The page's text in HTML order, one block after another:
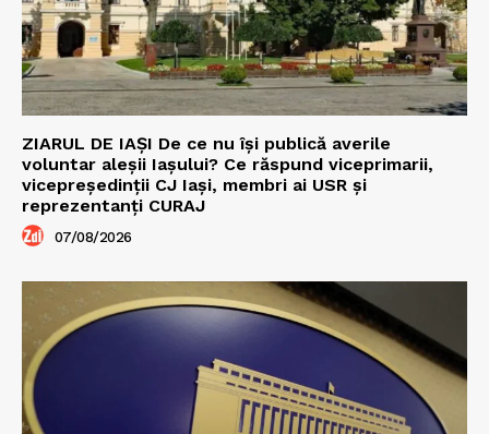
ZIARUL DE IAȘI De ce nu își publică averile
voluntar aleșii Iașului? Ce răspund viceprimarii,
vicepreședinții CJ Iași, membri ai USR și
reprezentanți CURAJ
07/08/2026